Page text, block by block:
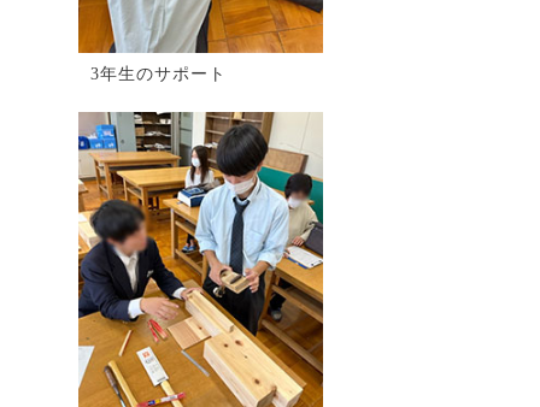
3年生のサポート